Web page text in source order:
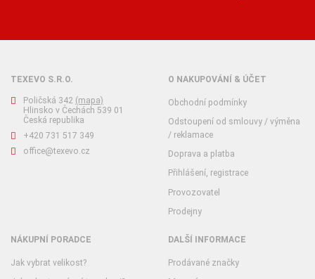
TEXEVO S.R.O.
Poličská 342 (mapa)
Hlinsko v Čechách 539 01
Česká republika
+420 731 517 349
office@texevo.cz
O NAKUPOVÁNÍ & ÚČET
Obchodní podmínky
Odstoupení od smlouvy / výměna
/ reklamace
Doprava a platba
Přihlášení, registrace
Provozovatel
Prodejny
NÁKUPNÍ PORADCE
Jak vybrat velikost?
DALŠÍ INFORMACE
Prodávané značky